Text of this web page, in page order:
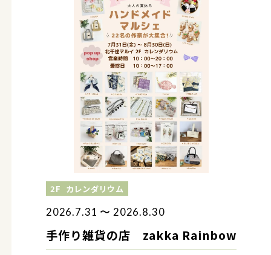
2F カレンダリウム
2026.7.31 〜 2026.8.30
手作り雑貨の店 zakka Rainbow